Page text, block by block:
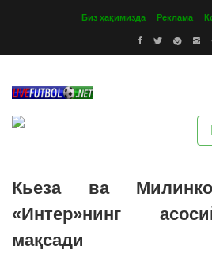
Биз ҳақимизда Реклама
Кьеза ва
«Интер»нинг
мақсади